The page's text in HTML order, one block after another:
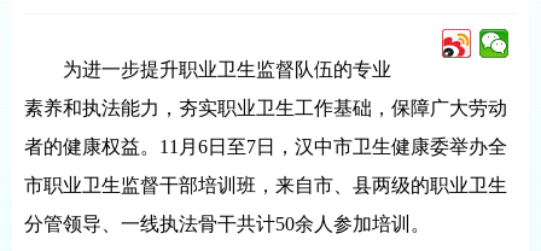
为进一步提升职业卫生监督队伍的专业
素养和执法能力，夯实职业卫生工作基础，保障广大劳动
者的健康权益。11月6日至7日，汉中市卫生健康委举办全
市职业卫生监督干部培训班，来自市、县两级的职业卫生
分管领导、一线执法骨干共计50余人参加培训。